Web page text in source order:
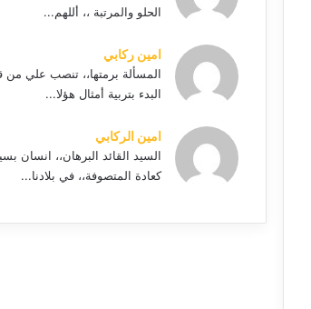
الحلو والمرتبة ،، أللهم...
امين ركابي
المسألة برمتها،، تنصب علي من
البدء بتربية أمثال هؤلا...
امين الركابي
السيد القائد البرهان،، انسان
كعادة المتصوفة،، في بلادنا...